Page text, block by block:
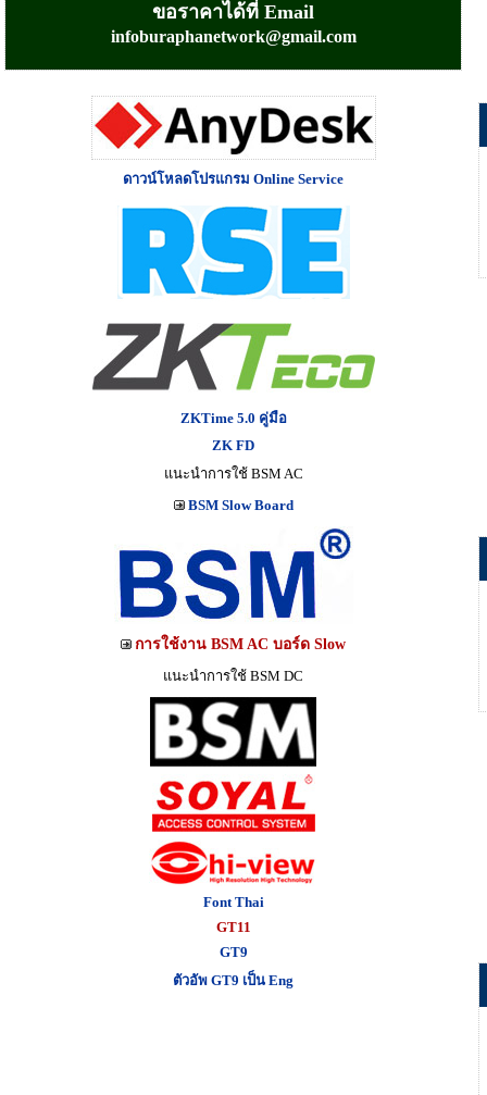
ขอราคาได้ที่ Email
infoburaphanetwork@gmail.com
ดาวน์โหลดโปรแกรม Online Service
ZKTime 5.0 คู่มือ
ZK FD
แนะนำการใช้ BSM AC
BSM Slow Board
การใช้งาน BSM AC บอร์ด Slow
แนะนำการใช้ BSM DC
Font Thai
GT11
GT9
ตัวอัพ GT9 เป็น Eng